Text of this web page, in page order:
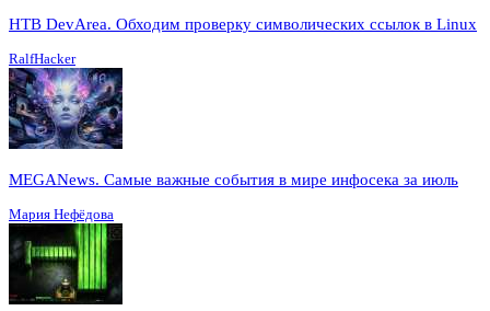
HTB DevArea. Обходим проверку символических ссылок в Linux
RalfHacker
MEGANews. Cамые важные события в мире инфосека за июль
Мария Нефёдова